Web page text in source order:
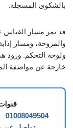
بالشكوى المسجلة.
قد يمر مسار القياس
والمروحة، ومسار
ولوحة التحكم. ورود
خارجة عن مواصفة
01008049504